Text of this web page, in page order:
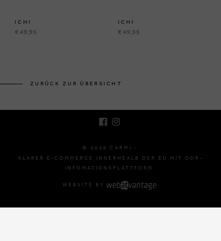
ICHI
€ 49,95
ICHI
€ 49,95
ZURÜCK ZUR ÜBERSICHT
© 2026 CARMI -
KLARER E-COMMERCE INNERHEALB DER EU MIT ODR-
INFOMATIONSPLATTFORM.
WEBSITE BY